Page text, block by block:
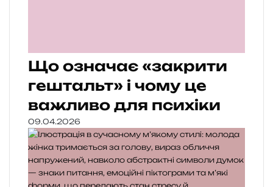
Що означає «закрити
гештальт» і чому це
важливо для психіки
09.04.2026